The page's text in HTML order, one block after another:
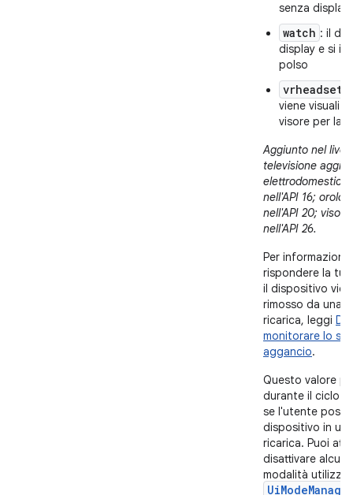
senza display
watch : il
display e si
polso
vrheadset
viene
visore per la
Aggiunto nel
televisione
elettrodomestico
nell'API 16;
nell'API 20;
nell'API 26.
Per informazioni
rispondere la
il dispositivo
rimosso da una
ricarica, leggi
monitorare lo
aggancio.
Questo valore
durante il ciclo
se l'utente
dispositivo in
ricarica. Puoi
disattivare
modalità